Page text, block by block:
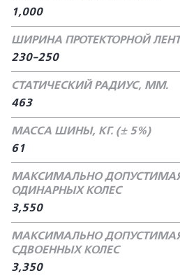
1,000
ШИРИНА ПРОТЕКТОРНОЙ
230-250
СТАТИЧЕСКИЙ РАДИУС, ММ.
463
МАССА ШИНЫ, КГ. (± 5%)
61
МАКСИМАЛЬНО ДОПУСТИМАЯ
ОДИНАРНЫХ КОЛЕС
3,550
МАКСИМАЛЬНО ДОПУСТИМАЯ
СДВОЕННЫХ КОЛЕС
3,350